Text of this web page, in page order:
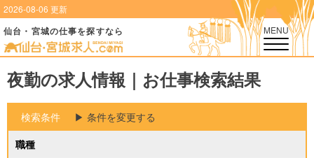
2026-08-06 更新
仙台・宮城の仕事を探すなら MENU
夜勤の求人情報｜お仕事検索結果
検索条件
▶︎ 条件を変更する
職種